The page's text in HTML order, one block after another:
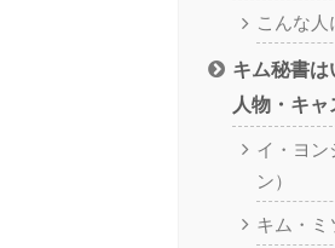
こんな人
キム秘書
人物・キ
イ・ヨン
ン）
キム・ミ